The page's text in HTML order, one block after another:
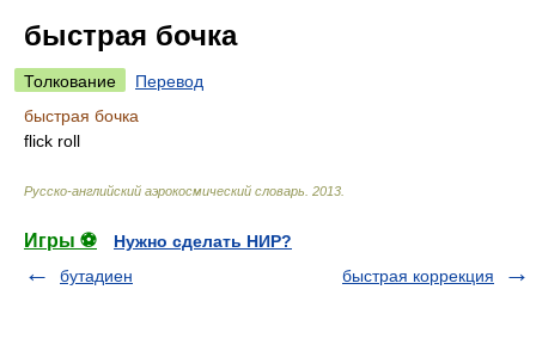
быстрая бочка
Толкование
Перевод
быстрая бочка
flick roll
Русско-английский аэрокосмический словарь 2013
Игры ⚽
Нужно сделать НИР?
бутадиен
быстрая коррекция